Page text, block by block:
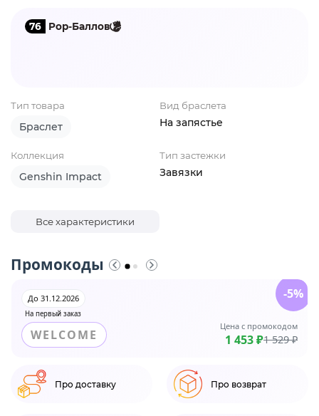
76 Pop-Баллов
Тип товара
Браслет
Вид браслета
На запястье
Коллекция
Genshin Impact
Тип застежки
Завязки
Все характеристики
Промокоды
На первый заказ
До 31.12.2026
WELCOME
Цена с промокодом
1 453 ₽1 529 ₽
-5%
Про доставку Про возврат